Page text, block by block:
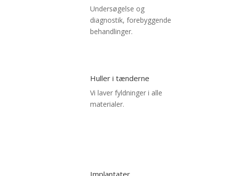
Undersøgelse og
diagnostik, forebyggende
behandlinger.
Huller i tænderne
Vi laver fyldninger i alle
materialer.
Implantater